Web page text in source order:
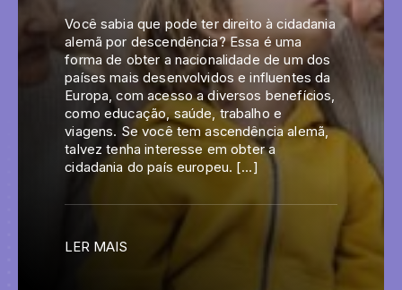
Você sabia que pode ter direito à cidadania
alemã por descendência? Essa é uma
forma de obter a nacionalidade de um dos
países mais desenvolvidos e influentes da
Europa, com acesso a diversos benefícios,
como educação, saúde, trabalho e
viagens. Se você tem ascendência alemã,
talvez tenha interesse em obter a
cidadania do país europeu. […]
LER MAIS